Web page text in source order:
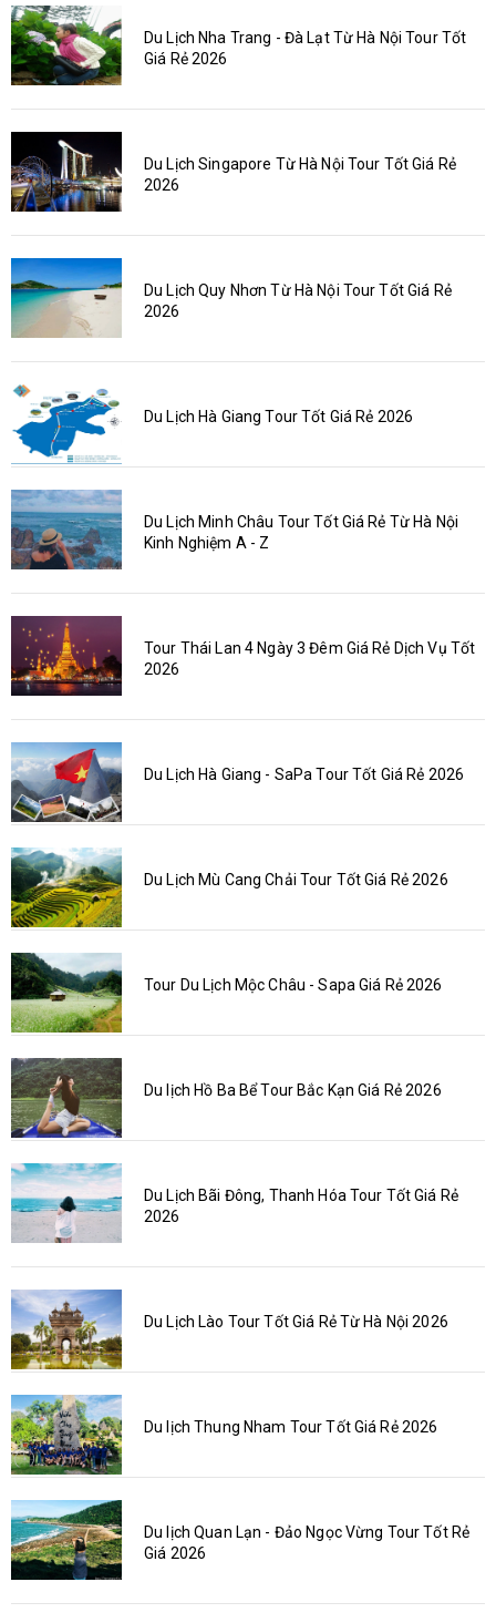
Du Lịch Nha Trang - Đà Lạt Từ Hà Nội Tour Tốt
Giá Rẻ 2026
Du Lịch Singapore Từ Hà Nội Tour Tốt Giá Rẻ
2026
Du Lịch Quy Nhơn Từ Hà Nội Tour Tốt Giá Rẻ
2026
Du Lịch Hà Giang Tour Tốt Giá Rẻ 2026
Du Lịch Minh Châu Tour Tốt Giá Rẻ Từ Hà Nội
Kinh Nghiệm A - Z
Tour Thái Lan 4 Ngày 3 Đêm Giá Rẻ Dịch Vụ Tốt
2026
Du Lịch Hà Giang - SaPa Tour Tốt Giá Rẻ 2026
Du Lịch Mù Cang Chải Tour Tốt Giá Rẻ 2026
Tour Du Lịch Mộc Châu - Sapa Giá Rẻ 2026
Du lịch Hồ Ba Bể Tour Bắc Kạn Giá Rẻ 2026
Du Lịch Bãi Đông, Thanh Hóa Tour Tốt Giá Rẻ
2026
Du Lịch Lào Tour Tốt Giá Rẻ Từ Hà Nội 2026
Du lịch Thung Nham Tour Tốt Giá Rẻ 2026
Du lịch Quan Lạn - Đảo Ngọc Vừng Tour Tốt Rẻ
Giá 2026